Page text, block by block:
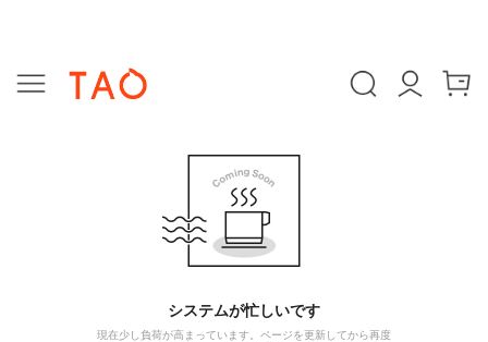
システムが忙しいです
現在少し負荷が高まっています。ページを更新してから再度